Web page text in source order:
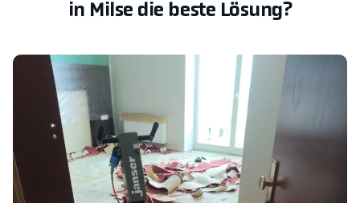
in Milse die beste Lösung?